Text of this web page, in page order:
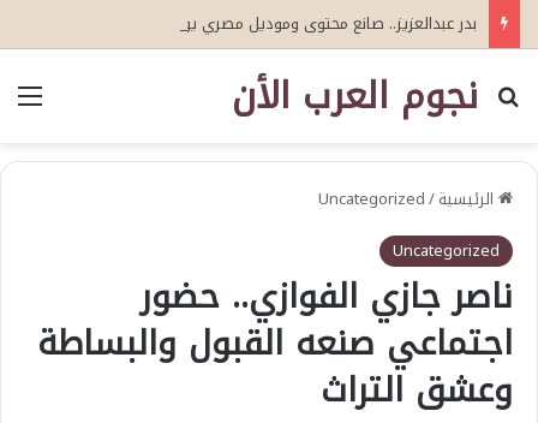
نجوم العرب الأن
بحث عن
الرئيسية/
Uncategorized
Uncategorized
ناصر جازي الفوازي.. حضور
اجتماعي صنعه القبول والبساطة
وعشق التراث